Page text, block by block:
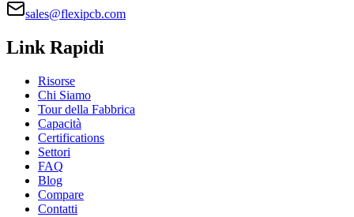
sales@flexipcb.com
Link Rapidi
Risorse
Chi Siamo
Tour della Fabbrica
Capacità
Certifications
Settori
FAQ
Blog
Compare
Contatti